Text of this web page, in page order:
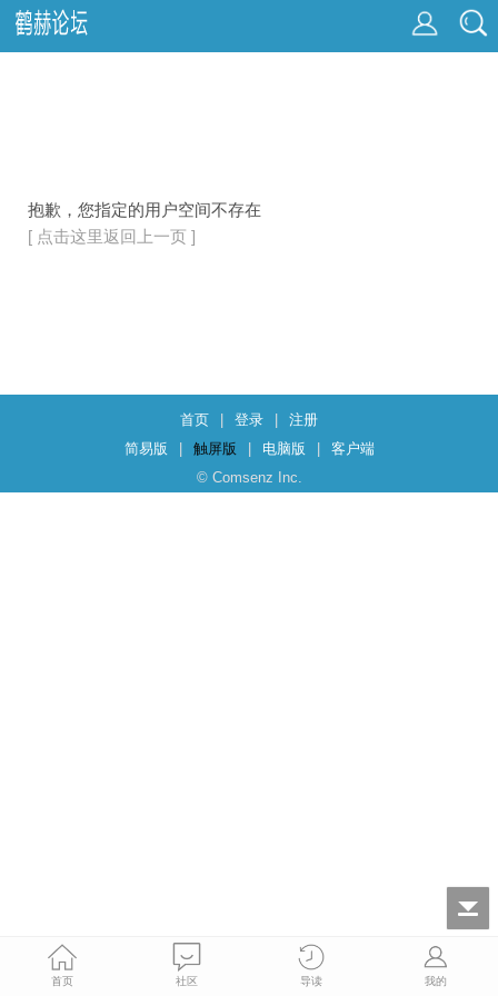
抱歉，您指定的用户空间不存在
[ 点击这里返回上一页 ]
首页 登录
注册
简易版
触屏版 电脑版
客户端
© Comsenz Inc.
首页 社区 导读 我的